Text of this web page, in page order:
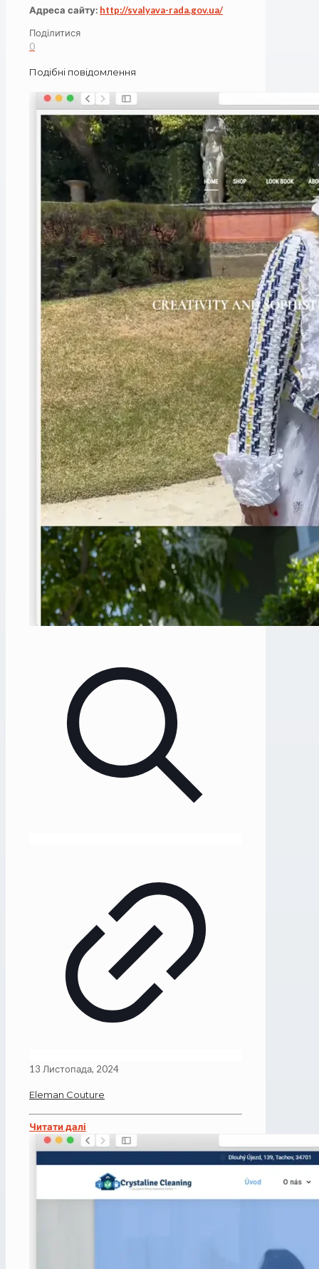
Адреса сайту: http://svalyava-rada.gov.ua/
Поділитися
0
Подібні повідомлення
13 Листопада, 2024
Eleman Couture
Читати далі